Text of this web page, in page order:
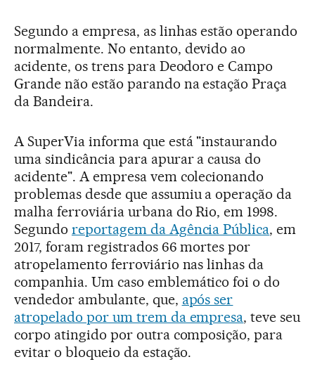
Segundo a empresa, as linhas estão operando
normalmente. No entanto, devido ao
acidente, os trens para Deodoro e Campo
Grande não estão parando na estação Praça
da Bandeira.
A SuperVia informa que está "instaurando
uma sindicância para apurar a causa do
acidente". A empresa vem colecionando
problemas desde que assumiu a operação da
malha ferroviária urbana do Rio, em 1998.
Segundo reportagem da Agência Pública, em
2017, foram registrados 66 mortes por
atropelamento ferroviário nas linhas da
companhia. Um caso emblemático foi o do
vendedor ambulante, que, após ser
atropelado por um trem da empresa, teve seu
corpo atingido por outra composição, para
evitar o bloqueio da estação.